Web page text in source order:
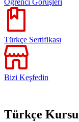
Öğrenci Görüşleri
Türkçe Sertifikası
Bizi Keşfedin
Türkçe Kursu